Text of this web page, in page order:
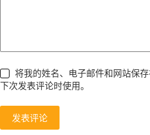
将我的姓名、电子邮件和网站保
下次发表评论时使用。
发表评论